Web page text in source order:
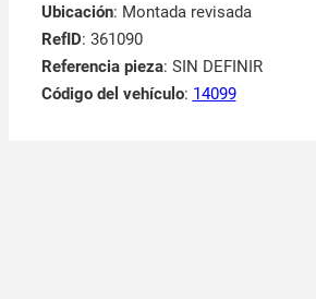
Ubicación: Montada revisada
RefID: 361090
Referencia pieza: SIN DEFINIR
Código del vehículo: 14099